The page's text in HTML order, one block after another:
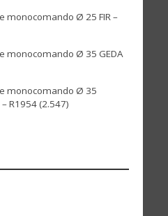
monocomando Ø 25 FIR –
monocomando Ø 35 GEDA
monocomando Ø 35
– R1954(2.547)